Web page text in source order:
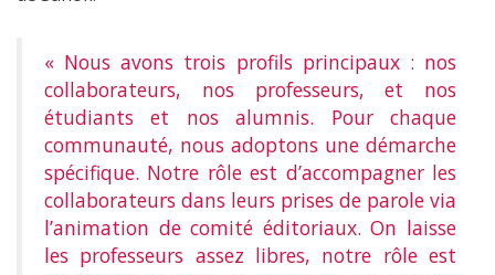
« Nous avons trois profils principaux : nos
collaborateurs, nos professeurs, et nos
étudiants et nos alumnis. Pour chaque
communauté, nous adoptons une démarche
spécifique. Notre rôle est d’accompagner les
collaborateurs dans leurs prises de parole via
l’animation de comité éditoriaux. On laisse
les professeurs assez libres, notre rôle est